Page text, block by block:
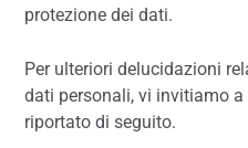
protezione dei dati.
Per ulteriori delucidazioni
dati personali, vi invitiamo
riportato di seguito.